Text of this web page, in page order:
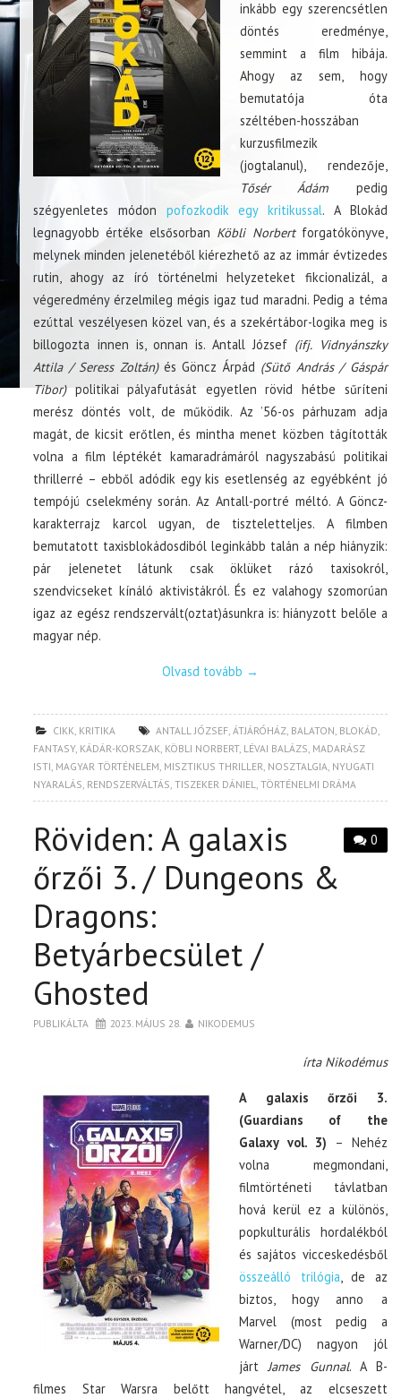
inkább egy szerencsétlen
döntés eredménye,
semmint a film hibája.
Ahogy az sem, hogy
bemutatója óta
széltében-hosszában
kurzusfilmezik
(jogtalanul), rendezője,
Tősér Ádám pedig
szégyenletes módon pofozkodik egy kritikussal. A Blokád
legnagyobb értéke elsősorban Köbli Norbertforgatókönyve,
melynek minden jelenetéből kiérezhető az az immár évtizedes
rutin, ahogy az író történelmi helyzeteket fikcionalizál, a
végeredmény érzelmileg mégis igaz tud maradni. Pedig a téma
ezúttal veszélyesen közel van, és a szekértábor-logika meg is
billogozta innen is, onnan is. Antall József (ifj. Vidnyánszky
Attila / Seress Zoltán)és Göncz Árpád (Sütő András / Gáspár
Tibor)politikai pályafutását egyetlen rövid hétbe sűríteni
merész döntés volt, de működik. Az ’56-os párhuzam adja
magát, de kicsit erőtlen, és mintha menet közben tágították
volna a film léptékét kamaradrámáról nagyszabású politikai
thrillerré – ebből adódik egy kis esetlenség az egyébként jó
tempójú cselekmény során. Az Antall-portré méltó. A Göncz-
karakterrajz karcol ugyan, de tiszteletteljes. A filmben
bemutatott taxisblokádosdiból leginkább talán a nép hiányzik:
pár jelenetet látunk csak öklüket rázó taxisokról,
szendvicseket kínáló aktivistákról. És ez valahogy szomorúan
igaz az egész rendszervált(oztat)ásunkra is: hiányzott belőle a
magyar nép.
Olvasd tovább →
CIKK KRITIKA ANTALL JÓZSEF ,ÁTJÁRÓHÁZ BALATON BLOKÁD
FANTASY, KÁDÁR-KORSZAK KÖBLI NORBERT, LÉVAI BALÁZS MADARÁSZ
ISTI MAGYAR TÖRTÉNELEM MISZTIKUS THRILLER NOSZTALGIA NYUGATI
NYARALÁS RENDSZERVÁLTÁS ,TISZEKER DÁNIEL ,TÖRTÉNELMI DRÁMA
0
Röviden: A galaxis
őrzői 3. / Dungeons &
Dragons:
Betyárbecsület /
Ghosted
PUBLIKÁLTA 2023. MÁJUS 28. NIKODEMUS
írta Nikodémus
A galaxis őrzői 3.
(Guardians of the
Galaxy vol. 3) – Nehéz
volna megmondani,
filmtörténeti távlatban
hová kerül ez a különös,
popkulturális hordalékból
és sajátos vicceskedésből
összeálló trilógia, de az
biztos, hogy anno a
Marvel (most pedig a
Warner/DC) nagyon jól
jártJames Gunnal. A B-
filmes Star Warsra belőtt hangvétel, az elcseszett